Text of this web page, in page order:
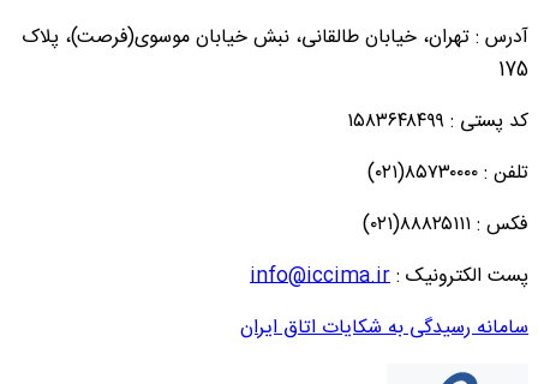
آدرس : تهران، خیابان طالقانی، نبش خیابان موسوی(فرصت)، پلاک
175
کد پستی : ۱۵۸۳۶۴۸۴۹۹
تلفن : ۸۵۷۳۰۰۰۰(۰۲۱)
فکس : ۸۸۸۲۵۱۱۱(۰۲۱)
پست الکترونیک :info@iccima.ir
سامانه رسیدگی به شکایات اتاق ایران